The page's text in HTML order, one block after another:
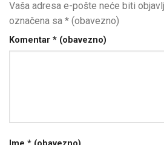
Vaša adresa e-pošte neće biti
označena sa * (obavezno)
Komentar * (obavezno)